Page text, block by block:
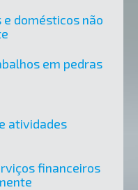
domésticos não
em pedras
atividades
financeiros